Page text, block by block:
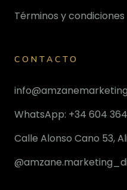
Términos y condiciones
CONTACTO
WhatsApp: +34 604
Calle Alonso Cano 53,